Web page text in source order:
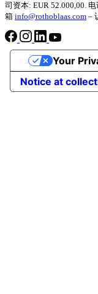
司资本: EUR 52.000,00.
箱 info@rothoblaas.com –
Notice at
Your